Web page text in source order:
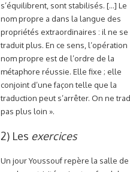
s’équilibrent, sont stabilisés. […] Le
nom propre a dans la langue des
propriétés extraordinaires : il ne se
traduit plus. En ce sens, l’opération
nom propre est de l’ordre de la
métaphore réussie. Elle fixe ; elle
conjoint d’une façon telle que la
traduction peut s’arrêter. On ne
pas plus loin ».
2) Les exercices
Un jour Youssouf repère la salle de